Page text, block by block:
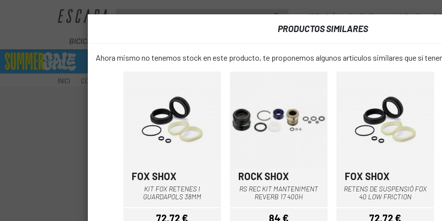
ATENCIÓ AL CLIENT CITA
BICICLETES
INICI COMPONENTS
favorite_border
KIT
SHOX 200H
PREU: 88 €
PRODUCTOS SIMILARES
Ahora mismo no tenemos stock en este producto, te proponemos algunos artículos similares que sí
Multi
FOX SHOX
KIT FOX RETENES I
GUARDAPOLS 38MM
72,72 €
Multi
ROCK SHOX
RS REC KIT MANTENIMENT
REVERB 17 400H
84 €
Multi
FOX SHOX
RETENS DE SUSPENSIÓ FOX
40 LOW FRICTION
72,72 €